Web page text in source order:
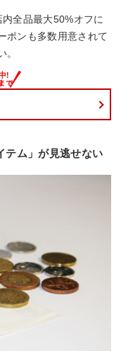
全品最大50%オフに
ポンも多数用意されて
テム」が見逃せない